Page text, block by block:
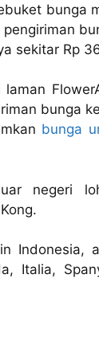
bunga
sekitar Rp
bunga
bunga
negeri
Indonesia,
Italia,